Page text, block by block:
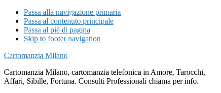
Passa alla navigazione primaria
Passa al contenuto principale
Passa al piè di pagina
Skip to footer navigation
Cartomanzia Milano
Cartomanzia Milano, cartomanzia telefonica in Amore, Tarocchi,
Affari, Sibille, Fortuna. Consulti Professionali chiama per info.